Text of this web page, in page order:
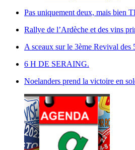
Pas uniquement deux, mais bien
Rallye de l’Ardèche et des vins
A sceaux sur le 3ème Revival des
6 H DE SERAING.
Noelanders prend la victoire en